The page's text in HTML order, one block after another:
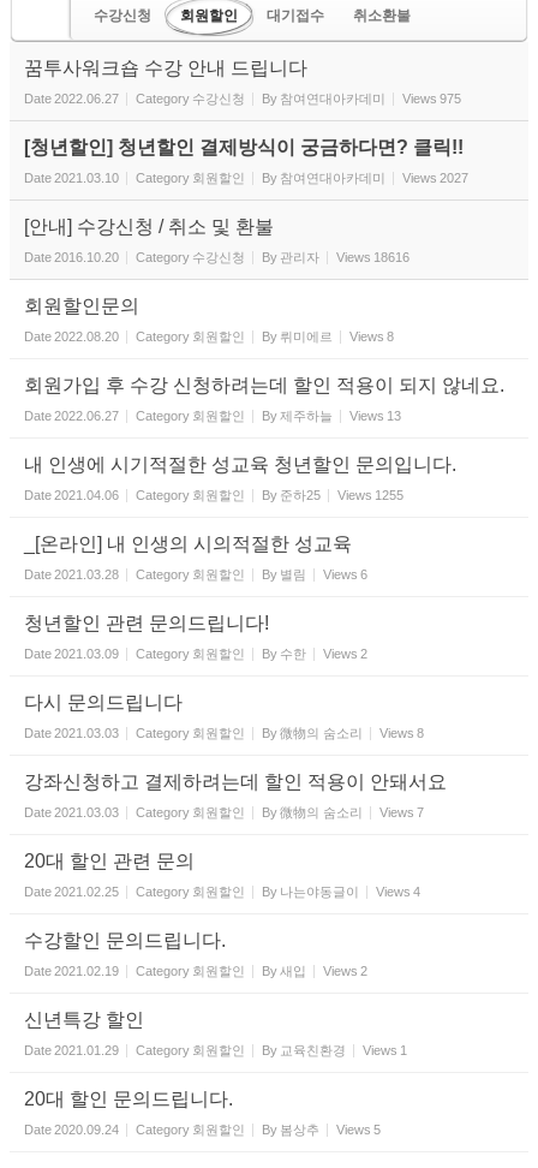
수강신청 회원할인 대기접수 취소환불
꿈투사워크숍 수강 안내 드립니다
Date2022.06.27 Category 수강신청 By 참여연대아카데미 Views 975
[청년할인] 청년할인 결제방식이 궁금하다면? 클릭!!
Date2021.03.10 Category 회원할인 By 참여연대아카데미 Views 2027
[안내] 수강신청 / 취소 및 환불
Date2016.10.20 Category 수강신청 By 관리자 Views 18616
회원할인문의
Date2022.08.20 Category 회원할인 By 뤼미에르 Views 8
회원가입 후 수강 신청하려는데 할인 적용이 되지 않네요.
Date2022.06.27 Category 회원할인 By제주하늘 Views 13
내 인생에 시기적절한 성교육 청년할인 문의입니다.
Date2021.04.06 Category 회원할인 By 준하25 Views 1255
_[온라인] 내 인생의 시의적절한 성교육
Date2021.03.28 Category 회원할인 By 별림 Views 6
청년할인 관련 문의드립니다!
Date2021.03.09 Category 회원할인 By 수한 Views 2
다시 문의드립니다
Date2021.03.03 Category 회원할인 By微物의 숨소리 Views 8
강좌신청하고 결제하려는데 할인 적용이 안돼서요
Date2021.03.03 Category 회원할인 By微物의 숨소리 Views 7
20대 할인 관련 문의
Date2021.02.25 Category 회원할인 By 나는야동글이 Views 4
수강할인 문의드립니다.
Date2021.02.19 Category 회원할인 By새입 Views 2
신년특강 할인
Date2021.01.29 Category 회원할인 By 교육친환경 Views 1
20대 할인 문의드립니다.
Date2020.09.24 Category 회원할인 By 봄상추 Views 5